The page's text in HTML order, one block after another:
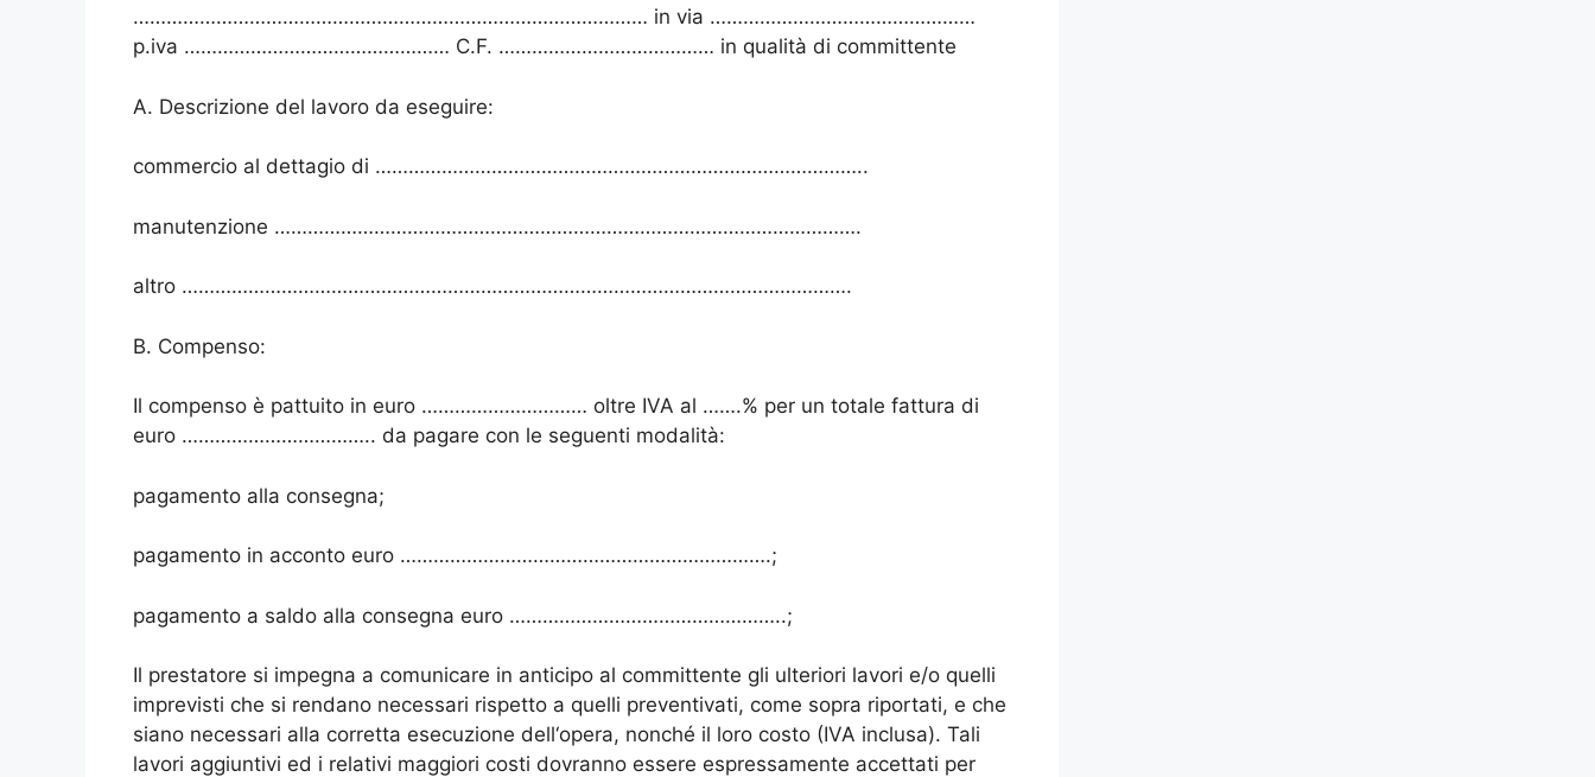
………………………………………………………………………………… in via …………………………………………
p.iva ………………………………………… C.F. ………………………………… in qualità di committente
A. Descrizione del lavoro da eseguire:
commercio al dettagio di ……………………………………………………………………………..
manutenzione …………………………………………………………………………………………….
altro ………………………………………………………………………………………………………….
B. Compenso:
Il compenso è pattuito in euro ………………………… oltre IVA al …….% per un totale fattura di
euro …………………………….. da pagare con le seguenti modalità:
pagamento alla consegna;
pagamento in acconto euro ………………………………………………………….;
pagamento a saldo alla consegna euro …………………………………………..;
Il prestatore si impegna a comunicare in anticipo al committente gli ulteriori lavori e/o quelli
imprevisti che si rendano necessari rispetto a quelli preventivati, come sopra riportati, e che
siano necessari alla corretta esecuzione dell‘opera, nonché il loro costo (IVA inclusa). Tali
lavori aggiuntivi ed i relativi maggiori costi dovranno essere espressamente accettati per